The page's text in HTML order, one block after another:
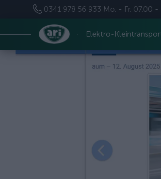
0341 978 56 933 Mo. - Fr. 07.00 -
Elektro-